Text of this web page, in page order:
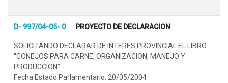
D- 997/04-05- 0 PROYECTO DE DECLARACION
SOLICITANDO DECLARAR DE INTERES PROVINCIAL EL LIBRO
"CONEJOS PARA CARNE, ORGANIZACION, MANEJO Y
PRODUCCION".-.
Fecha Estado Parlamentario: 20/05/2004